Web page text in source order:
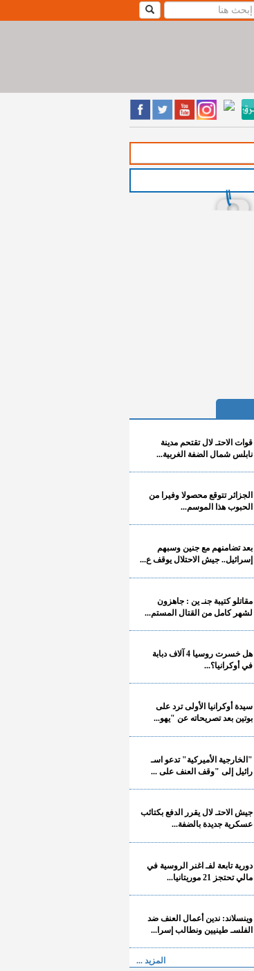
قوات الاحتـ لال تقتحم مدينة
نابلس شمال الضفة الغربية...
الجزائر تتوقع محصولا وفيرا من
الحبوب هذا الموسم...
بعد تضامنهم مع جنين وسبهم
إسرائيل.. جيش الاحتلال يوقف ع...
مقاتلو كتيبة جنـ ين : جاهزون
لشهر كامل من القتال المستم...
هل خسرت روسيا 4 آلاف دبابة
في أوكرانيا؟...
سيدة أوكرانيا الأولى ترد على
بوتين بعد تصريحاته عن "يهو...
"الخارجية الأميركية" تدعو اسـ
رائيل إلى "وقف العنف على ...
جيش الاحتـ لال يقرر الدفع بكتائب
عسكرية جديدة بالضفة...
دورية تابعة لفـ اغنر الروسية في
مالي تحتجز 21 موريتانيا...
وينسلاند: ندين أعمال العنف ضد
الفلسـ طينيين ونطالب إسرا...
المزيد ...